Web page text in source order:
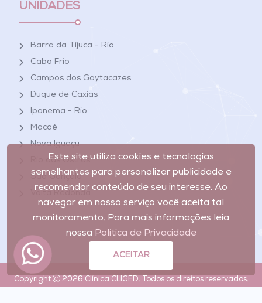
UNIDADES
Barra da Tijuca - Rio
Cabo Frio
Campos dos Goytacazes
Duque de Caxias
Ipanema - Rio
Macaé
Nova Iguaçu
Rio das Ostras
São Gonçalo
Copyright
2026 Clínica CLIGED. Todos os direitos reservados.
Este site utiliza cookies e tecnologias
semelhantes para personalizar publicidade e
recomendar conteúdo de seu interesse. Ao
navegar em nosso serviço você aceita tal
monitoramento. Para mais informações leia
nossa Política de Privacidade
ACEITAR